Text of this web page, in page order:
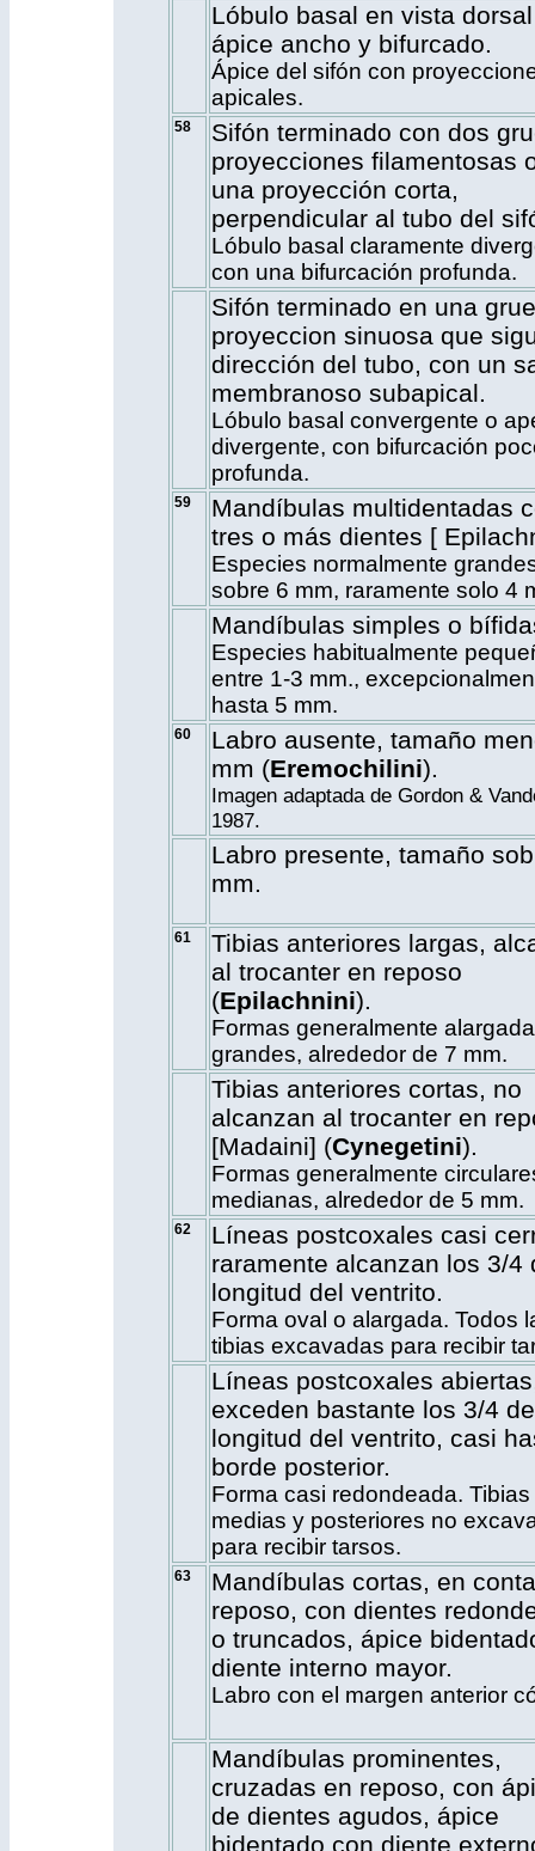
Lóbulo basal en vista
ápice ancho y bifurcado.
Ápice del sifón con
apicales.
58
Sifón terminado con dos
proyecciones filamentosas
una proyección corta,
perpendicular al tubo del
Lóbulo basal claramente
con una bifurcación profunda.
Sifón terminado en una
proyeccion sinuosa que
dirección del tubo, con un
membranoso subapical.
Lóbulo basal convergente o
divergente, con bifurcación
profunda.
59
Mandíbulas multidentadas
tres o más dientes [
Especies normalmente
sobre 6 mm, raramente solo 4
Mandíbulas simples o
Especies habitualmente
entre 1-3 mm.,
hasta 5 mm.
60
Labro ausente, tamaño
mm (Eremochilini).
Imagen adaptada de Gordon &
1987.
Labro presente, tamaño
mm.
61
Tibias anteriores largas,
al trocanter en reposo
(Epilachnini).
Formas generalmente
grandes, alrededor de 7 mm.
Tibias anteriores cortas, no
alcanzan al trocanter en
[Madaini] (Cynegetini).
Formas generalmente
medianas, alrededor de 5 mm.
62
Líneas postcoxales casi
raramente alcanzan los 3/4
longitud del ventrito.
Forma oval o alargada. Todos
tibias excavadas para recibir
Líneas postcoxales
exceden bastante los 3/4
longitud del ventrito, casi
borde posterior.
Forma casi redondeada. Tibias
medias y posteriores no
para recibir tarsos.
63
Mandíbulas cortas, en
reposo, con dientes
o truncados, ápice
diente interno mayor.
Labro con el margen anterior
Mandíbulas prominentes,
cruzadas en reposo, con
de dientes agudos, ápice
bidentado con diente